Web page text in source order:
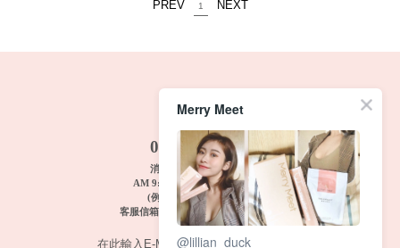
PREV 1 NEXT
0800-033-033
消費者服務: 週一~週五
AM 9:00~12:00 PM 1:00~6:00
(例假日及國定假期休息)
客服信箱 :
merrymeet@dcbio.com.tw
Merry Meet
@lillian_duck